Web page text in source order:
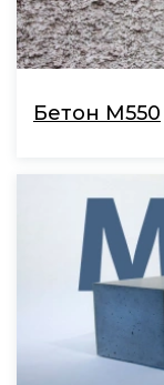
Бетон М550